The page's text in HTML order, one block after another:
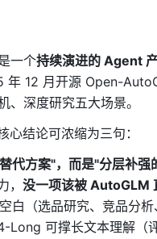
一个持续演进的 Agent
12 月开源 Open-
深度研究五大场景。
结论可浓缩为三句：
代方案"，而是"分层补强
没一项该被 AutoGLM
白（选品研究、竞品分
Long 可撑长文本理解（